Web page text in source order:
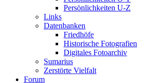
Persönlichkeiten U-Z
Links
Datenbanken
Friedhöfe
Historische Fotografien
Digitales Fotoarchiv
Sumarius
Zerstörte Vielfalt
Forum